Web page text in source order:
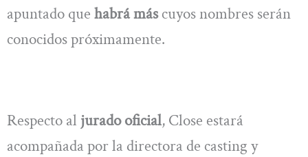
apuntado que habrá máscuyos nombres serán
conocidos próximamente.
Respecto al jurado oficial, Close estará
acompañada por la directora de casting y